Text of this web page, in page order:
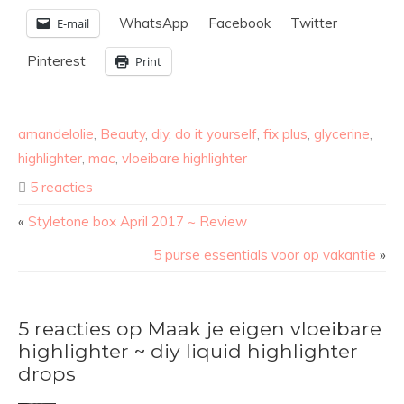
E-mail WhatsApp Facebook Twitter
Pinterest Print
amandelolie, Beauty, diy, do it yourself, fix plus, glycerine,
highlighter, mac, vloeibare highlighter
5 reacties
« Styletone box April 2017 ~ Review
5 purse essentials voor op vakantie »
5 reacties op Maak je eigen vloeibare
highlighter ~ diy liquid highlighter
drops